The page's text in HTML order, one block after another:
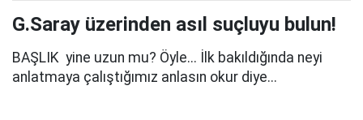
G.Saray üzerinden asıl suçluyu bulun!
BAŞLIK yine uzun mu? Öyle... İlk bakıldığında neyi
anlatmaya çalıştığımız anlasın okur diye...